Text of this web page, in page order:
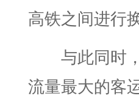
高铁之间进行
与此同时，
流量最大的客